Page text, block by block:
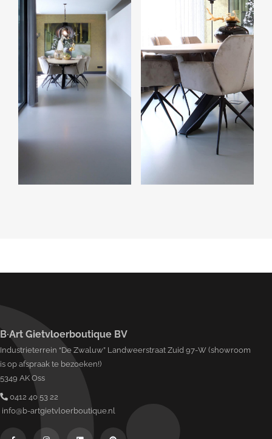
B·Art Gietvloerboutique BV
Industrieterrein “De Zwaluw” Landweerstraat Zuid 97-W (showroom
is op afspraak te bezoeken!)
5349 AK Oss
0412 40 53 22
info@b-artgietvloerboutique.nl